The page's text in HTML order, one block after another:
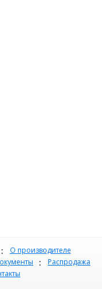
О производителе
Распродажа